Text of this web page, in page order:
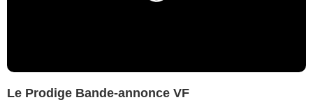
Le Prodige Bande-annonce VF